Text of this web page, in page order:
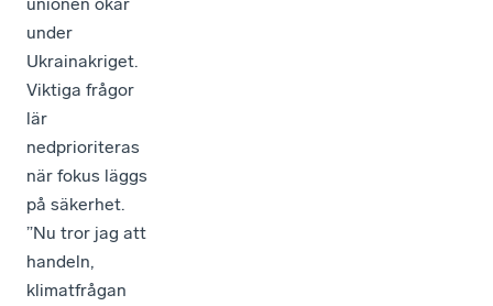
under
Ukrainakriget.
Viktiga frågor
lär
nedprioriteras
när fokus läggs
på säkerhet.
”Nu tror jag att
handeln,
klimatfrågan